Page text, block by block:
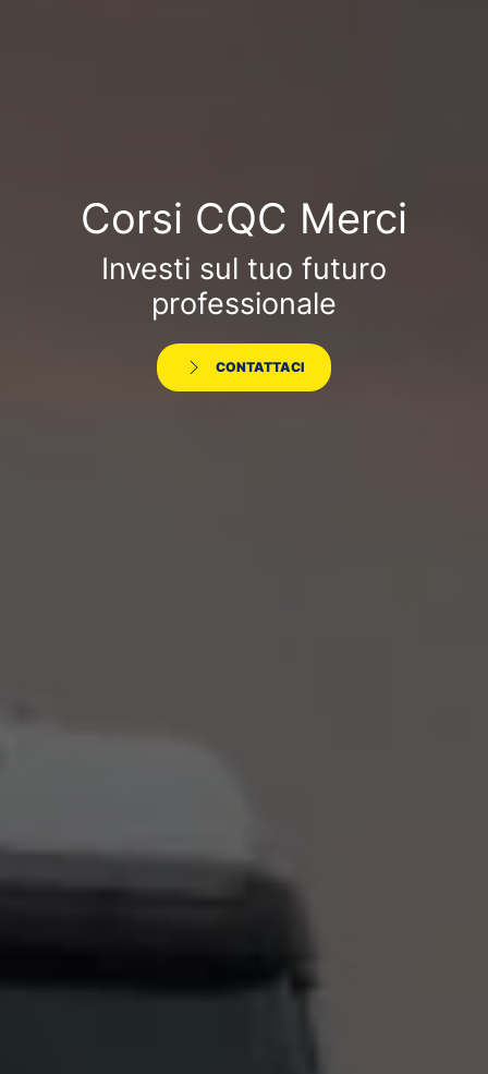
Corsi CQC Merci
Investi sul tuo futuro
professionale
CONTATTACI